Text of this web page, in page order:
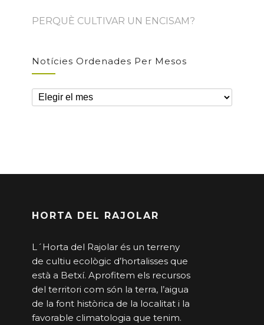
PERQUÈ CULTIVAR UN ENCISAM?
Notícies Ordenades Per Mesos
Notícies
ordenades
HORTA DEL RAJOLAR
L´Horta del Rajolar és un terreny
de cultiu ecològic d’hortalisses que
està a Betxí. Aprofitem els recursos
del territori com són la terra, l’aigua
de la font històrica de la localitat i la
favorable climatologia que tenim.